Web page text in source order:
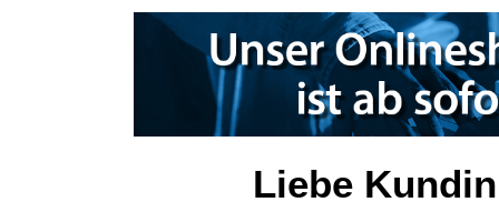
Liebe